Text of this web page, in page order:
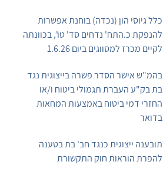
כלל גיוסי הון (נכדה) בוחנת אפשרות
להנפקת כ.התח' נדחים סד' טו', בכוונתה
לקיים מכרז למסווגים ביום 1.6.26
בהמ"ש אישר הסדר פשרה בייצוגית נגד
בת בק"ע העברת תגמולי ביטוח ו/או
החזרי דמי ביטוח באמצעות המחאות
בדואר
תובענה ייצוגית כנגד חב' בת בטענה
להפרת הוראות חוק התקשורת